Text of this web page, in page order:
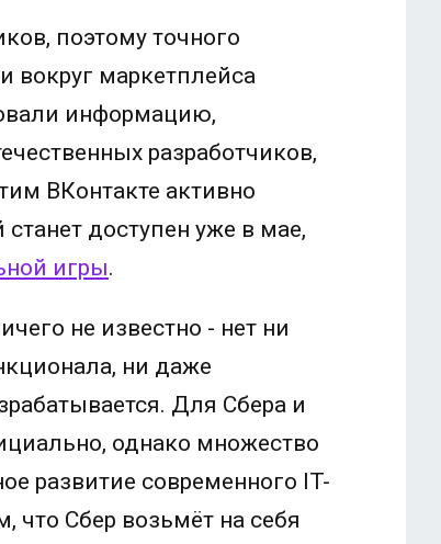
поэтому точного
вокруг маркетплейса
информацию,
разработчиков,
ВКонтакте активно
доступен уже в мае,
игры.
не известно - нет ни
ни даже
Для Сбера и
однако множество
развитие современного IT-
что Сбер возьмёт на себя